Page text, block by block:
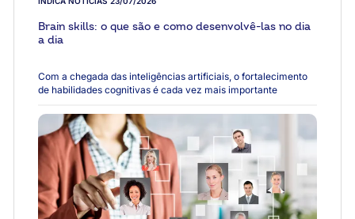
Brain skills: o que são e como desenvolvê-las no dia
a dia
Com a chegada das inteligências artificiais, o fortalecimento
de habilidades cognitivas é cada vez mais importante